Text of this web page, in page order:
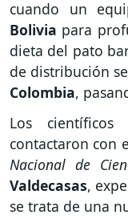
cuando un
Bolivia para
dieta del pato
de distribución
Colombia,
Los científicos
contactaron con
Nacional de
Valdecasas,
se trata de una